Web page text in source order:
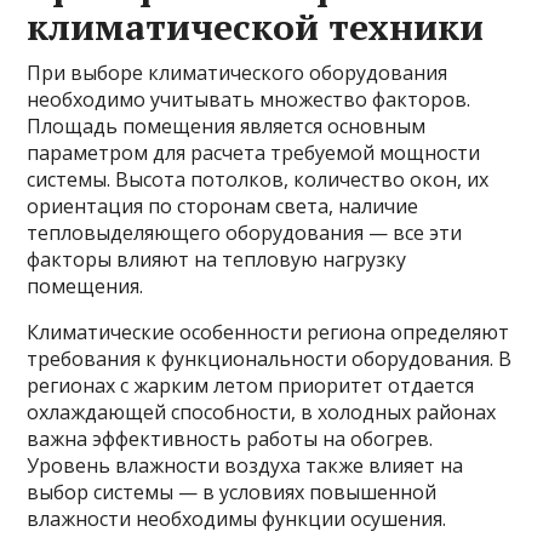
климатической техники
При выборе климатического оборудования
необходимо учитывать множество факторов.
Площадь помещения является основным
параметром для расчета требуемой мощности
системы. Высота потолков, количество окон, их
ориентация по сторонам света, наличие
тепловыделяющего оборудования — все эти
факторы влияют на тепловую нагрузку
помещения.
Климатические особенности региона определяют
требования к функциональности оборудования. В
регионах с жарким летом приоритет отдается
охлаждающей способности, в холодных районах
важна эффективность работы на обогрев.
Уровень влажности воздуха также влияет на
выбор системы — в условиях повышенной
влажности необходимы функции осушения.